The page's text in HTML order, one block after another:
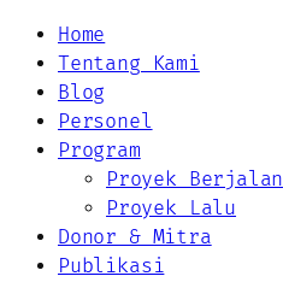
Home
Tentang Kami
Blog
Personel
Program
Proyek Berjalan
Proyek Lalu
Donor & Mitra
Publikasi